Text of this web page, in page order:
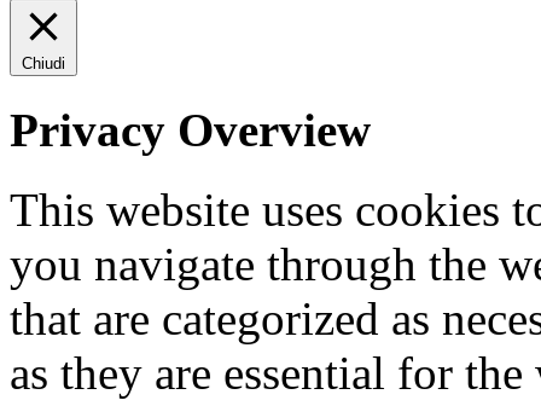
Chiudi
Privacy Overview
This website uses cookies
you navigate through the
that are categorized as
as they are essential for